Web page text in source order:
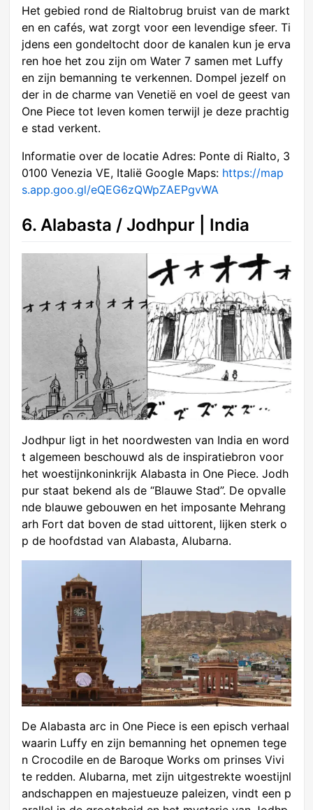
Het gebied rond de Rialtobrug bruist van de markt
en en cafés, wat zorgt voor een levendige sfeer. Ti
jdens een gondeltocht door de kanalen kun je erva
ren hoe het zou zijn om Water 7 samen met Luffy
en zijn bemanning te verkennen. Dompel jezelf on
der in de charme van Venetië en voel de geest van
One Piece tot leven komen terwijl je deze prachtig
e stad verkent.
Informatie over de locatie Adres: Ponte di Rialto, 3
0100 Venezia VE, Italië Google Maps: https://map
s.app.goo.gl/eQEG6zQWpZAEPgvWA
6. Alabasta / Jodhpur | India
Jodhpur ligt in het noordwesten van India en word
t algemeen beschouwd als de inspiratiebron voor
het woestijnkoninkrijk Alabasta in One Piece. Jodh
pur staat bekend als de “Blauwe Stad”. De opvalle
nde blauwe gebouwen en het imposante Mehrang
arh Fort dat boven de stad uittorent, lijken sterk o
p de hoofdstad van Alabasta, Alubarna.
De Alabasta arc in One Piece is een episch verhaal
waarin Luffy en zijn bemanning het opnemen tege
n Crocodile en de Baroque Works om prinses Vivi
te redden. Alubarna, met zijn uitgestrekte woestijnl
andschappen en majestueuze paleizen, vindt een p